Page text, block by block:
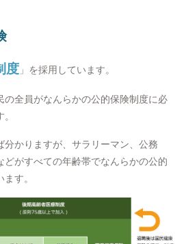
度 」を採用しています。
の全員がなんらかの公的保険制度に必
かりますが、サラリーマン、公務
どがすべての年齢帯でなんらかの公的
す。